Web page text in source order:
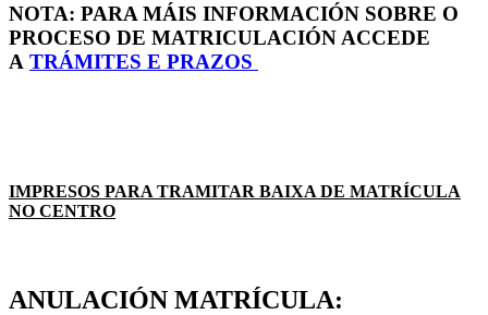
NOTA: PARA MÁIS INFORMACIÓN SOBRE O
PROCESO DE MATRICULACIÓN ACCEDE
A TRÁMITES E PRAZOS
IMPRESOS PARA TRAMITAR BAIXA DE MATRÍCULA
NO CENTRO
ANULACIÓN MATRÍCULA: